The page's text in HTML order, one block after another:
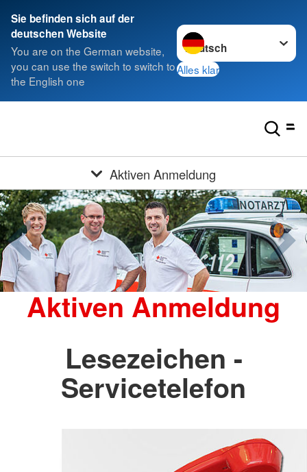
Sie befinden sich auf der
deutschen Website
You are on the German website,
you can use the switch to switch to
the English one
Sprache wechseln zu
Alles klar
Aktiven Anmeldung
Aktiven Anmeldung
Lesezeichen -
Servicetelefon